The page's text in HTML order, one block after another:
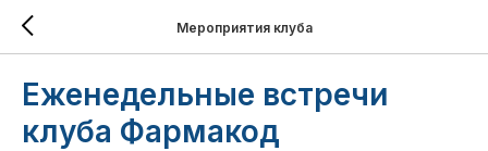
Мероприятия клуба
Еженедельные встречи
клуба Фармакод